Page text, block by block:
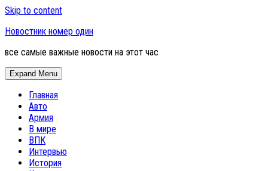
Skip to content
Новостник номер один
все самые важные новости на этот час
Expand Menu
Главная
Авто
Армия
В мире
ВПК
Интервью
История